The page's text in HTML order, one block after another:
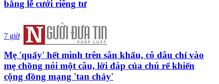
bằng lễ cưới riêng tư
7 giờ
Mẹ 'quẩy' hết mình trên sân khấu, cô dâu chỉ vào
mẹ chồng nói một câu, lời đáp của chú rể khiến
cộng đồng mạng 'tan chảy'